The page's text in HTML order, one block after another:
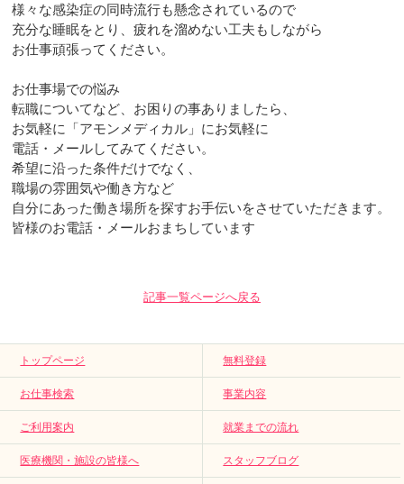
様々な感染症の同時流行も懸念されているので
充分な睡眠をとり、疲れを溜めない工夫もしながら
お仕事頑張ってください。
お仕事場での悩み
転職についてなど、お困りの事ありましたら、
お気軽に「アモンメディカル」にお気軽に
電話・メールしてみてください。
希望に沿った条件だけでなく、
職場の雰囲気や働き方など
自分にあった働き場所を探すお手伝いをさせていただきます。
皆様のお電話・メールおまちしています
記事一覧ページへ戻る
トップページ 無料登録
お仕事検索 事業内容
ご利用案内 就業までの流れ
医療機関・施設の皆様へ スタッフブログ